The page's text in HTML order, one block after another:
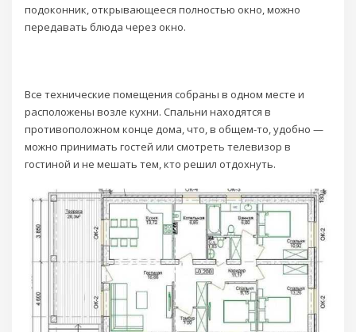
подоконник, открывающееся полностью окно, можно
передавать блюда через окно.
Все технические помещения собраны в одном месте и
расположены возле кухни. Спальни находятся в
противоположном конце дома, что, в общем-то, удобно —
можно принимать гостей или смотреть телевизор в
гостиной и не мешать тем, кто решил отдохнуть.